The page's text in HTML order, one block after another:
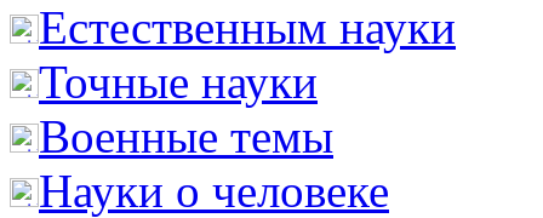
Естественным науки
Точные науки
Военные темы
Науки о человеке